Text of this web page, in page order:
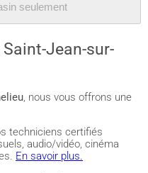
seulement
Jean-sur-
, nous vous offrons une
techniciens certifiés
En savoir plus.